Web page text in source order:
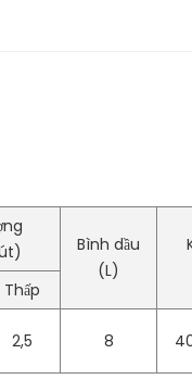
Bình dầu
(L)
Thấp
2,5 8